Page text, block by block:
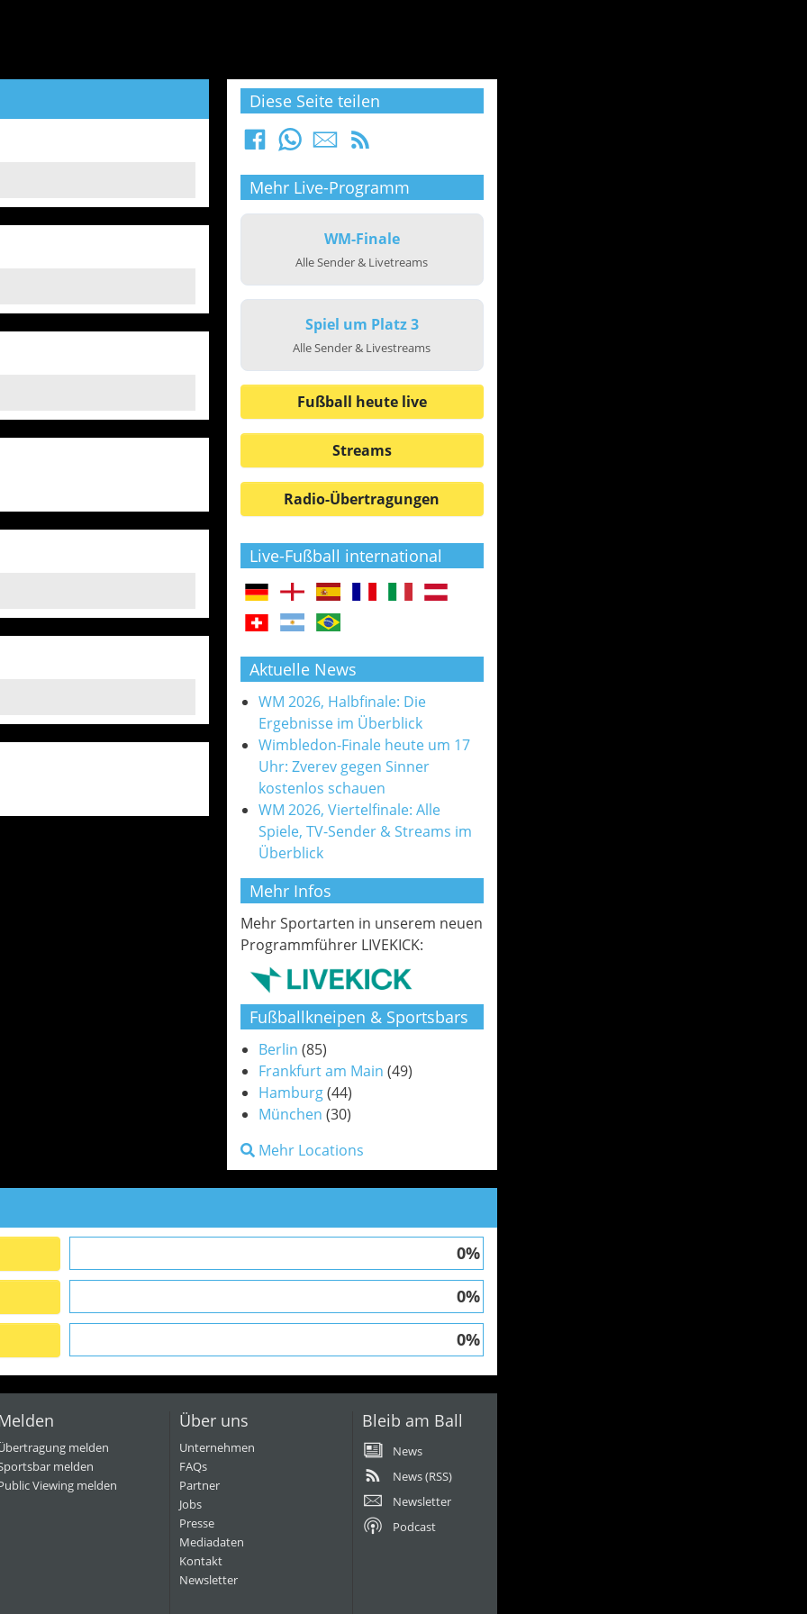
Diese Seite teilen
Mehr Live-Programm
WM-Finale
Alle Sender & Livetreams
Spiel um Platz 3
Alle Sender & Livestreams
Fußball heute live
Streams
Radio-Übertragungen
Live-Fußball international
Aktuelle News
WM 2026, Halbfinale: Die
Ergebnisse im Überblick
Wimbledon-Finale heute um 17
Uhr: Zverev gegen Sinner
kostenlos schauen
WM 2026, Viertelfinale: Alle
Spiele, TV-Sender & Streams im
Überblick
Mehr Infos
Mehr Sportarten in unserem neuen
Programmführer LIVEKICK:
Fußballkneipen & Sportsbars
Berlin (85)
Frankfurt am Main (49)
Hamburg(44)
München (30)
Mehr Locations
0%
0%
0%
melden
melden
Viewing melden
Über uns
Unternehmen
FAQs
Partner
Jobs
Presse
Mediadaten
Kontakt
Newsletter
Bleib am Ball
News
News (RSS)
Newsletter
Podcast